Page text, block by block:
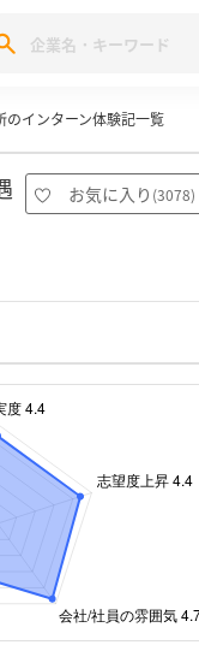
ン
みんなの
28卒 IT
インターン体験記一覧
お気に入り (3078)